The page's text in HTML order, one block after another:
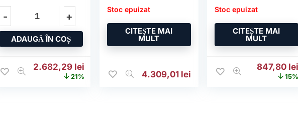
511,68 lei.
curent este: 422,23 lei.
ADAUGĂ ÎN COȘ
Prețul inițial a fost: 3.382,30 lei.
2.682,29 lei Prețul curent este: 2.682,29 lei.
21%
Rackmount 2U
Stoc epuizat
CITEȘTE MAI
MULT
4.309,01 lei
INCLUDED WITH
AVR – LCD
PLUGS
PROTECTED
STEPWAVE –
1xUSB
Stoc epuizat
CITEȘTE MAI
MULT
Prețul
847,80 lei
15%